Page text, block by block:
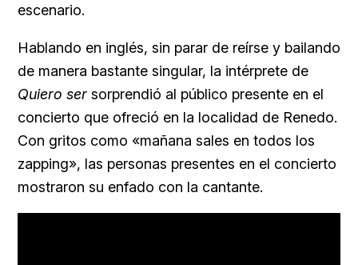
escenario.
Hablando en inglés, sin parar de reírse y bailando
de manera bastante singular, la intérprete de
Quiero ser sorprendió al público presente en el
concierto que ofreció en la localidad de Renedo.
Con gritos como «mañana sales en todos los
zapping», las personas presentes en el concierto
mostraron su enfado con la cantante.